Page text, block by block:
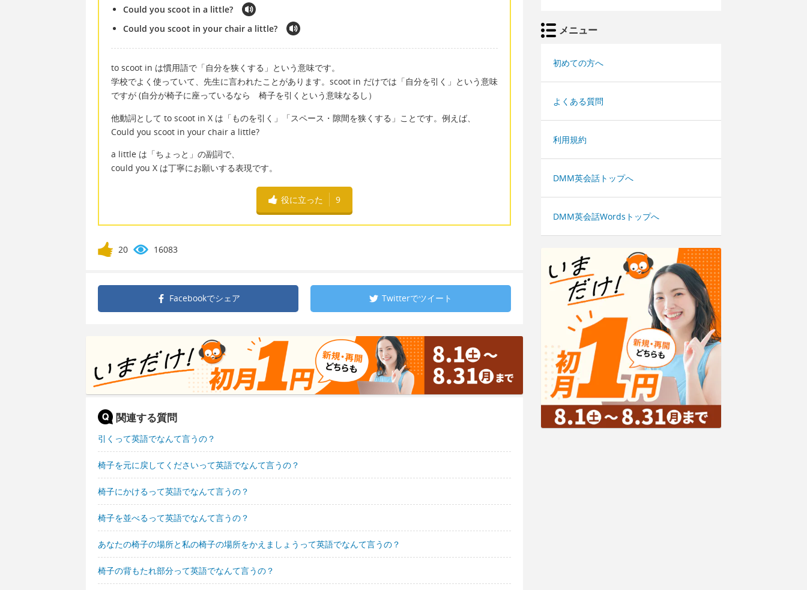
Could you scoot in a little?
Could you scoot in your chair a little?
to scoot in は慣用語で「自分を狭くする」という意味です。
学校でよく使っていて、先生に言われたことがあります。scoot in だけでは「自分を引く」という意味
ですが (自分が椅子に座っているなら 椅子を引くという意味なるし）
他動詞として to scoot in X は「ものを引く」「スペース・隙間を狭くする」ことです。例えば、
Could you scoot in your chair a little?
a little は「ちょっと」の副詞で、
could you X は丁寧にお願いする表現です。
役に立った 9
20 16083
Facebookでシェア Twitterでツイート
関連する質問
引くって英語でなんて言うの？
椅子を元に戻してくださいって英語でなんて言うの？
椅子にかけるって英語でなんて言うの？
椅子を並べるって英語でなんて言うの？
あなたの椅子の場所と私の椅子の場所をかえましょうって英語でなんて言うの？
椅子の背もたれ部分って英語でなんて言うの？
メニュー
初めての方へ
よくある質問
利用規約
DMM英会話トップへ
DMM英会話Wordsトップへ